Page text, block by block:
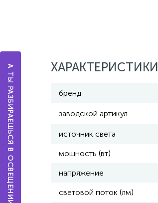
ХАРАКТЕРИСТИКИ
бренд
заводской артикул
источник света
мощность (вт)
напряжение
световой поток (лм)
А ТЫ РАЗБИРАЕШЬСЯ В ОСВЕЩЕНИИ?